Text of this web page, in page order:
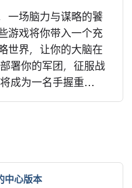
一场脑力与谋略的饕
游戏将你带入一个充
世界，让你的大脑在
署你的军团，征服战
成为一名手握重...
中心版本